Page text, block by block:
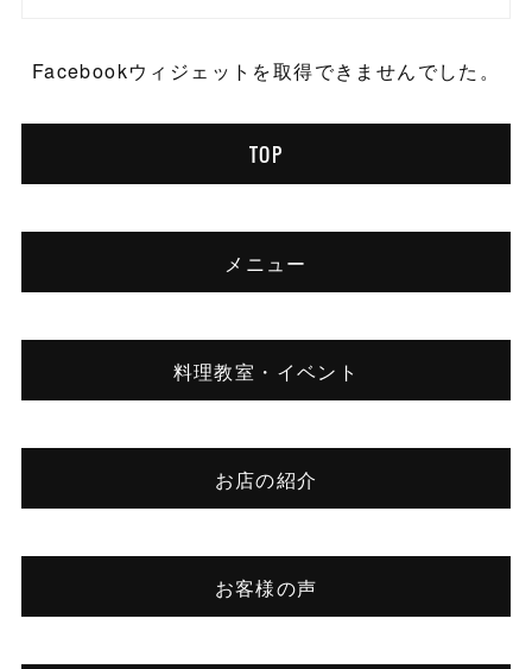
Facebookウィジェットを取得できませんでした。
TOP
メニュー
料理教室・イベント
お店の紹介
お客様の声